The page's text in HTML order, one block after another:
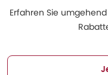
Erfahren Sie